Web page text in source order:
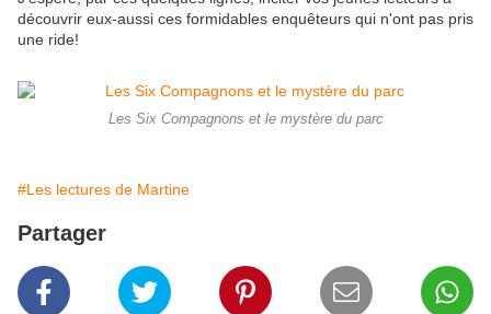
découvrir eux-aussi ces formidables enquêteurs qui n'ont pas pris
une ride!
Les Six Compagnons et le mystère du parc
#Les lectures de Martine
Partager